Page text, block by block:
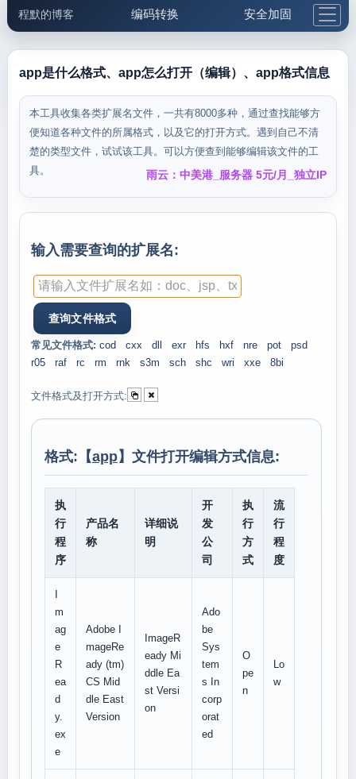
程默的博客 编码转换 安全加固
邮件工具 生活便民 更多工具
5.1支付宝大红包
app是什么格式、app怎么打开（编辑）、app格式信息
本工具收集各类扩展名文件，一共有8000多种，通过查找能够方
便知道各种文件的所属格式，以及它的打开方式。遇到自己不清
楚的类型文件，试试该工具。可以方便查到能够编辑该文件的工
具。
雨云：中美港_服务器 5元/月_独立IP
输入需要查询的扩展名:
常见文件格式: cod cxx dll exr hfs hxf nre pot
psd
r05
raf rc rm rnk s3m sch shc wri xxe 8bi
文件格式及打开方式:
格式:【app】文件打开编辑方式信息:
执
行
程
序
产品名
称
详细说
明
开
发
公
司
执
行
方
式
流
行
程
度
m
ag
e
R
ea
d
y.
ex
e
Adobe I
mageRe
ady (tm)
CS Mid
dle East
Version
ImageR
eady Mi
ddle Ea
st Versi
on
Ado
be
Sys
tem
s In
corp
orat
ed
O
pe
n
Lo
w